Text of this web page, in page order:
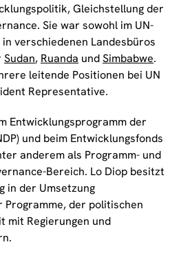
Gleichstellung der
Sie war sowohl im UN-
verschiedenen Landesbüros
Sudan, Ruanda undSimbabwe.
leitende Positionen bei UN
Representative.
Entwicklungsprogramm der
und beim Entwicklungsfonds
anderem als Programm- und
Bereich. Lo Diop besitzt
in der Umsetzung
der politischen
mit Regierungen und